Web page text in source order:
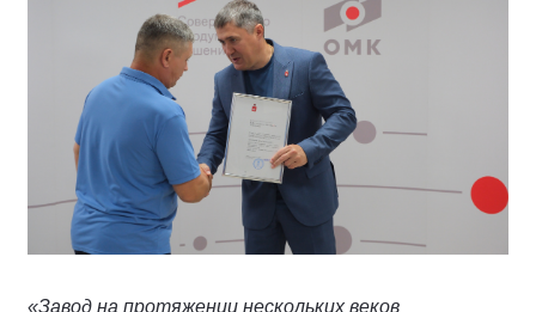
«Завод на протяжении нескольких веков